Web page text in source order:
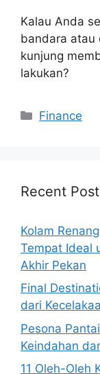
Kalau Anda
bandara atau
kunjung
lakukan?
Categories
Finance
Recent
Kolam
Tempat Ideal
Akhir Pekan
Final
dari
Pesona
Keindahan
11 Oleh-Oleh